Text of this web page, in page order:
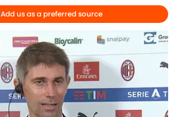
Add us as a preferred source